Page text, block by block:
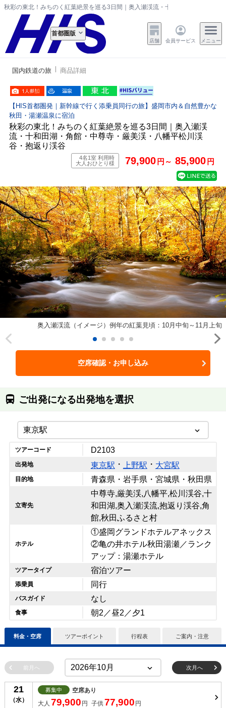
秋彩の東北！みちのく紅葉絶景を巡る3日間｜奥入瀬渓流・十和田湖・角館・中
首都圏版
店舗 会員サービス メニュー
国内鉄道の旅 商品詳細
【HIS首都圏発｜新幹線で行く添乗員同行の旅】盛岡市内＆自然豊かな
秋田・湯瀬温泉に宿泊
秋彩の東北！みちのく紅葉絶景を巡る3日間｜奥入瀬渓
流・十和田湖・角館・中尊寺・厳美渓・八幡平松川渓
谷・抱返り渓谷
4名1室 利用時
大人おひとり様
79,900 円～ 85,900 円
奥入瀬渓流（イメージ）例年の紅葉見頃：10月中旬～11月上旬
空席確認・お申し込み
ご出発になる出発地を選択
ツアーコード D2103
出発地 東京駅 ・ 上野駅 ・ 大宮駅
目的地 青森県・岩手県・宮城県・秋田県
立寄先
中尊寺,厳美渓,八幡平,松川渓谷,十
和田湖,奥入瀬渓流,抱返り渓谷,角
館,秋田ふるさと村
ホテル
①盛岡グランドホテルアネックス
②亀の井ホテル秋田湯瀬／ランク
アップ：湯瀬ホテル
ツアータイプ 宿泊ツアー
添乗員 同行
バスガイド なし
食事 朝2／昼2／夕1
料金・空席 ツアーポイント 行程表 ご案内・注意
前月へ 次月へ
21
（水）
募集中 空席あり
大人 79,900 円 子供77,900 円